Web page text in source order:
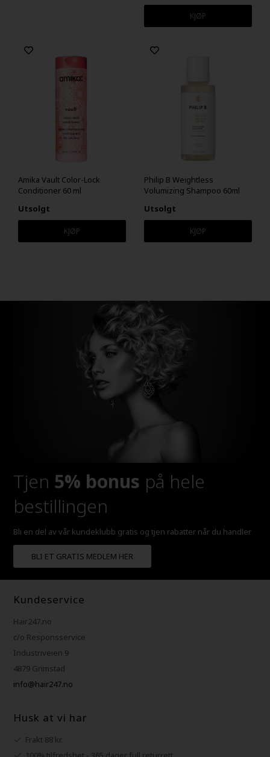
Amika Vault Color-Lock
Conditioner 60 ml
Utsolgt
Philip B Weightless
Volumizing Shampoo 60ml
Utsolgt
Tjen 5% bonus på hele
bestillingen
Bli en del av vår kundeklubb gratis og tjen rabatter når du handler
BLI ET GRATIS MEDLEM HER
Kundeservice
Hair247.no
c/o Responsservice
Industriveien 9
4879 Grimstad
info@hair247.no
Husk at vi har
Frakt 88 kr.